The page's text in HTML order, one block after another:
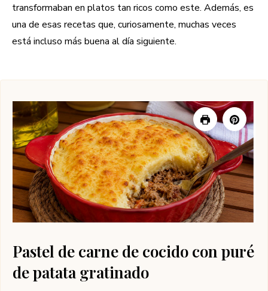
transformaban en platos tan ricos como este. Además, es
una de esas recetas que, curiosamente, muchas veces
está incluso más buena al día siguiente.
Pastel de carne de cocido con puré
de patata gratinado